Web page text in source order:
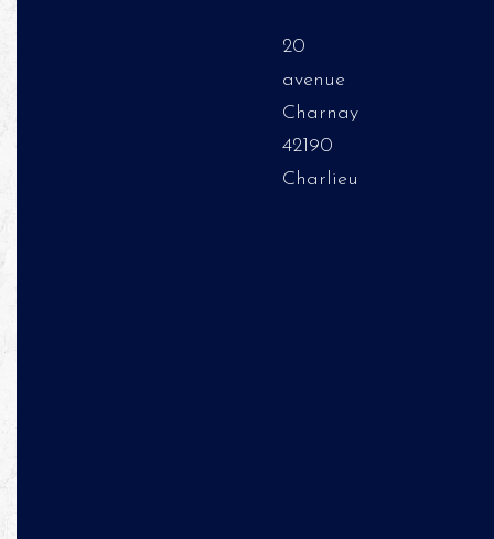
20
avenue
Charnay
42190
Charlieu